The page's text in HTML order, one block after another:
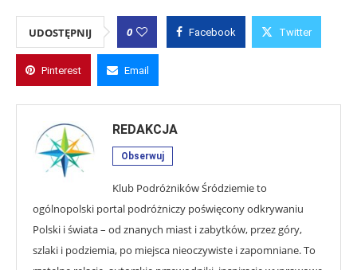
UDOSTĘPNIJ 0 Facebook Twitter
Pinterest Email
REDAKCJA
Obserwuj
Klub Podróżników Śródziemie to
ogólnopolski portal podróżniczy poświęcony odkrywaniu
Polski i świata – od znanych miast i zabytków, przez góry,
szlaki i podziemia, po miejsca nieoczywiste i zapomniane. To